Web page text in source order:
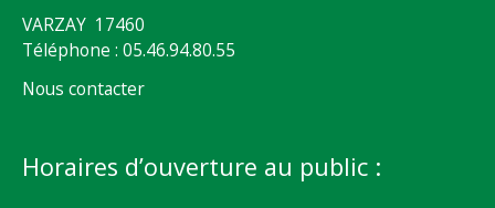
VARZAY 17460
Téléphone : 05.46.94.80.55
Nous contacter
Horaires d’ouverture au public :